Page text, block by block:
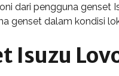
dari pengguna genset
genset dalam kondisi
Isuzu